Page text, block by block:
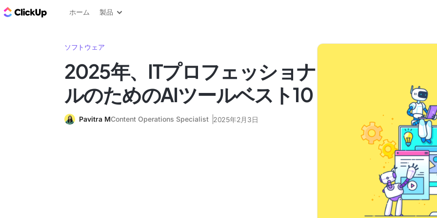
ClickUp ブログ
ホーム 製品
ソフトウェア
2025年、ITプロフェッショナ
ルのためのAIツールベスト10
Pavitra MContent Operations Specialist 2025年2月3日